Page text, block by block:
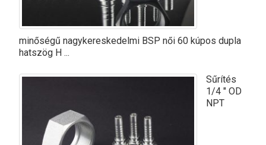
minőségű nagykereskedelmi BSP női 60 kúpos dupla
hatszög H ...
Sűrítés
1/4 ″ OD
NPT